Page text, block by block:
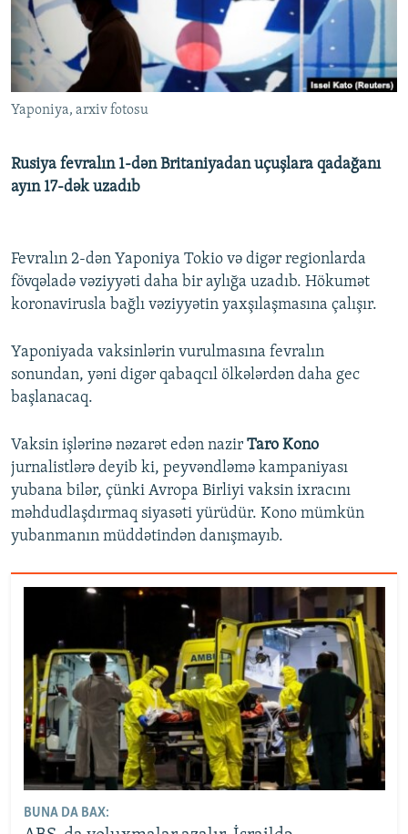
İNFOQRAFIKA
KARIKATURA
AZƏRBAYCAN ƏDƏBIYYATI KITABXANASI
İSLAM VƏ DEMOKRATIYA
İZ - MƏDƏNIYYƏT PROQRAMI
MISSIYAMIZ
PEŞƏ ETIKASI VƏ JURNALISTIKA STANDARTLARIMIZ
MATERIALLARIMIZDAN ISTIFADƏ
AZADLIQRADIOSU MOBIL TELEFONUNUZDA
XƏBƏR BÜLLETENLƏRIMIZ
BIZI IZLƏ
RFE/RL-in bütün saytları
Yaponiya, arxiv fotosu
Rusiya fevralın 1-dən Britaniyadan uçuşlara qadağanı
ayın 17-dək uzadıb
Fevralın 2-dən Yaponiya Tokio və digər regionlarda
fövqəladə vəziyyəti daha bir aylığa uzadıb. Hökumət
koronavirusla bağlı vəziyyətin yaxşılaşmasına çalışır.
Yaponiyada vaksinlərin vurulmasına fevralın
sonundan, yəni digər qabaqcıl ölkələrdən daha gec
başlanacaq.
Vaksin işlərinə nəzarət edən nazir Taro Kono
jurnalistlərə deyib ki, peyvəndləmə kampaniyası
yubana bilər, çünki Avropa Birliyi vaksin ixracını
məhdudlaşdırmaq siyasəti yürüdür. Kono mümkün
yubanmanın müddətindən danışmayıb.
BUNA DA BAX: